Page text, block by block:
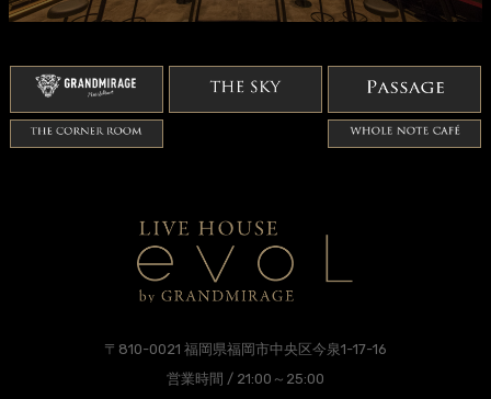
〒810-0021 福岡県福岡市中央区今泉1-17-16
営業時間 / 21:00～25:00